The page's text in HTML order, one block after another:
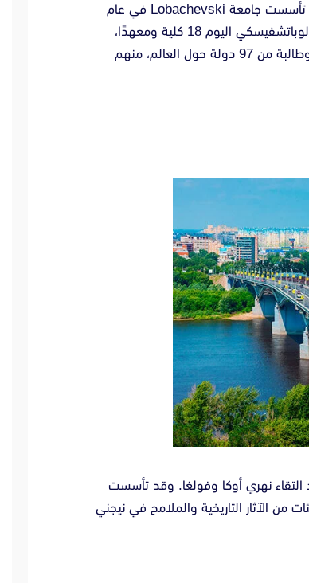
جامعة لوباتشيفسكي هي واحدة من أفضل الجامعات الرائدة في روسيا. تأسست جامعة Lobachevski في عام
1916 وتقع في مدينة نيجني نوفغورود، وتضم جامعة نيجني نوفغورود لوباتشفيسكي اليوم 18 كلية ومعهدًا،
بالإضافة الى 4 معاهد بحثية كبيرة. كما أنها تضم حوالي 30 ألف طالب وطالبة من 97 دولة حول العالم، منهم
نهري أوكا وفولغا. وقد تأسست
من موسكو. هناك المئات من الآثار التاريخية والملامح في نيجني